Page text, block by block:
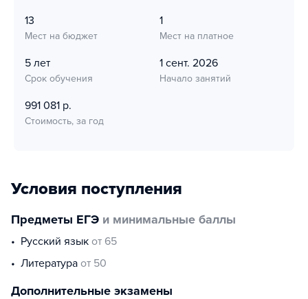
13
Мест на бюджет
1
Мест на платное
5 лет
Срок обучения
1 сент. 2026
Начало занятий
991 081 р.
Стоимость, за год
Условия поступления
Предметы ЕГЭ и минимальные баллы
русский язык от 65
литература от 50
Дополнительные экзамены